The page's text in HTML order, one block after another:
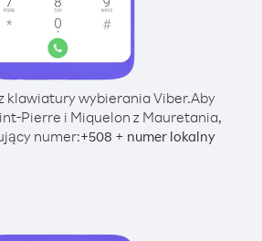
klawiatury wybierania Viber.Aby
Pierre i Miquelon z Mauretania,
numer:+508 + numer lokalny